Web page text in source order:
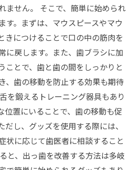
ません。 そこで、簡単に始められ
す。まずは、マウスピースやマウ
きにつけることで口の中の筋肉を
に戻します。また、歯ブラシに加
ことで、歯と歯の間をしっかりと
、歯の移動を防止する効果も期待
を鍛えるトレーニング器具もあり
位置にいることで、歯の移動も促
だし、グッズを使用する際には、
状に応じて歯医者に相談すること
と、出っ歯を改善する方法は多岐